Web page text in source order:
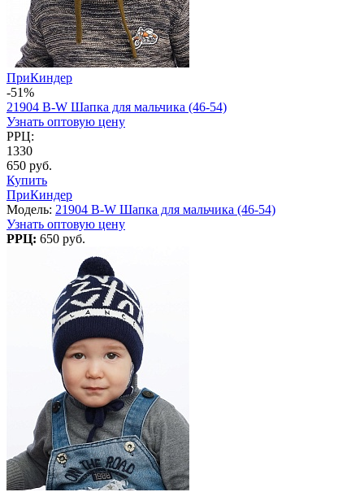
ПриКиндер
-51%
21904 B-W Шапка для мальчика (46-54)
Узнать оптовую цену
РРЦ:
1330
650 руб.
Купить
ПриКиндер
Модель: 21904 B-W Шапка для мальчика (46-54)
Узнать оптовую цену
РРЦ: 650 руб.